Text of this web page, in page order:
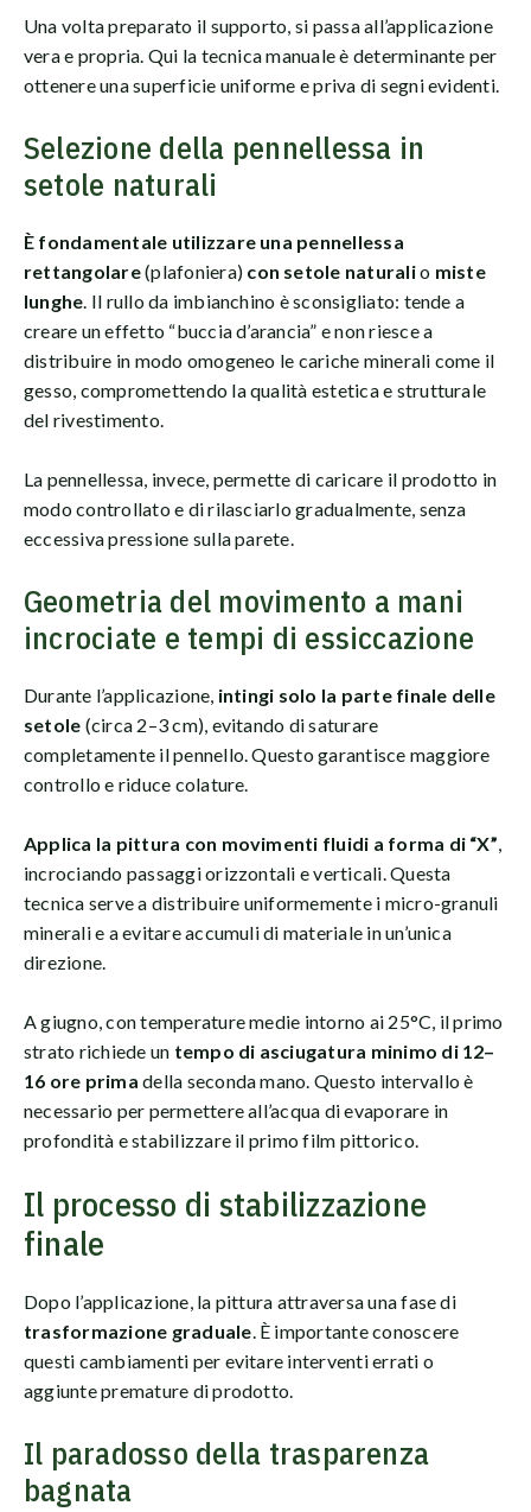
Una volta preparato il supporto, si passa all’applicazione
vera e propria. Qui la tecnica manuale è determinante per
ottenere una superficie uniforme e priva di segni evidenti.
Selezione della pennellessa in
setole naturali
È fondamentale utilizzare una pennellessa
rettangolare(plafoniera) con setole naturalio miste
lunghe. Il rullo da imbianchino è sconsigliato: tende a
creare un effetto “buccia d’arancia” e non riesce a
distribuire in modo omogeneo le cariche minerali come il
gesso, compromettendo la qualità estetica e strutturale
del rivestimento.
La pennellessa, invece, permette di caricare il prodotto in
modo controllato e di rilasciarlo gradualmente, senza
eccessiva pressione sulla parete.
Geometria del movimento a mani
incrociate e tempi di essiccazione
Durante l’applicazione, intingi solo la parte finale delle
setole (circa 2–3 cm), evitando di saturare
completamente il pennello. Questo garantisce maggiore
controllo e riduce colature.
Applica la pittura con movimenti fluidi a forma di “X”,
incrociando passaggi orizzontali e verticali. Questa
tecnica serve a distribuire uniformemente i micro-granuli
minerali e a evitare accumuli di materiale in un’unica
direzione.
A giugno, con temperature medie intorno ai 25°C, il primo
strato richiede un tempo di asciugatura minimo di 12–
16 ore prima della seconda mano. Questo intervallo è
necessario per permettere all’acqua di evaporare in
profondità e stabilizzare il primo film pittorico.
Il processo di stabilizzazione
finale
Dopo l’applicazione, la pittura attraversa una fase di
trasformazione graduale. È importante conoscere
questi cambiamenti per evitare interventi errati o
aggiunte premature di prodotto.
Il paradosso della trasparenza
bagnata